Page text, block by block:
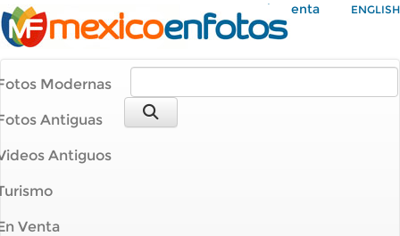
Mi Cuenta ENGLISH
Modernas
Antiguas
Antiguos
Venta